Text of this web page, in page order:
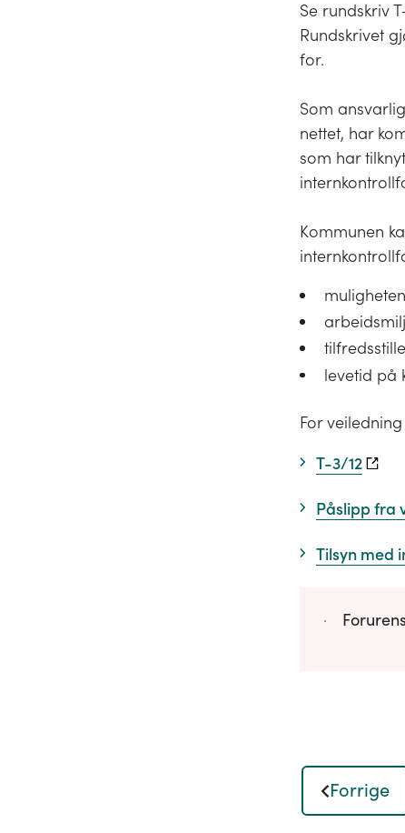
Se rundskriv
Rundskrivet
for.
Som
nettet, har
som har
Kommunen
levetid på
For
T-3/12
Påslipp fra
Tilsyn med
Forrige